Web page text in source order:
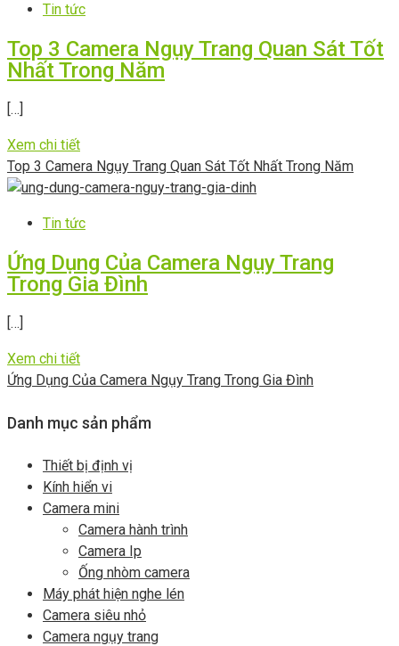
Tin tức
Top 3 Camera Ngụy Trang Quan Sát Tốt
Nhất Trong Năm
[…]
Xem chi tiết
Top 3 Camera Ngụy Trang Quan Sát Tốt Nhất Trong Năm
Tin tức
Ứng Dụng Của Camera Ngụy Trang
Trong Gia Đình
[…]
Xem chi tiết
Ứng Dụng Của Camera Ngụy Trang Trong Gia Đình
Danh mục sản phẩm
Thiết bị định vị
Kính hiển vi
Camera mini
Camera hành trình
Camera Ip
Ống nhòm camera
Máy phát hiện nghe lén
Camera siêu nhỏ
Camera ngụy trang